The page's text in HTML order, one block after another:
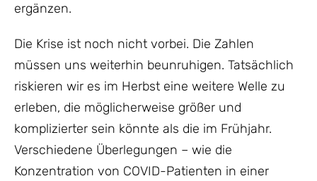
ergänzen.
Die Krise ist noch nicht vorbei. Die Zahlen
müssen uns weiterhin beunruhigen. Tatsächlich
riskieren wir es im Herbst eine weitere Welle zu
erleben, die möglicherweise größer und
komplizierter sein könnte als die im Frühjahr.
Verschiedene Überlegungen – wie die
Konzentration von COVID-Patienten in einer